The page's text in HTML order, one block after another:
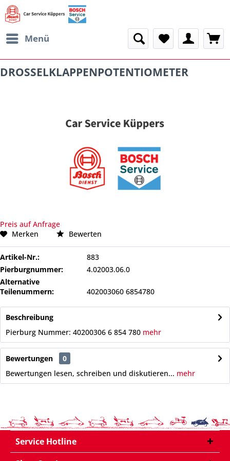
Menü
DROSSELKLAPPENPOTENTIOMETER
Preis auf Anfrage
Merken
Bewerten
Artikel-Nr.:
883
Pierburgnummer:
4.02003.06.0
Alternative
Teilenummern:
402003060 6854780
Beschreibung
Pierburg Nummer: 40200306 6 854 780 mehr
Bewertungen
0
Bewertungen lesen, schreiben und diskutieren... mehr
Service Hotline